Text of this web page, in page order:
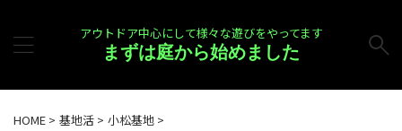
アウトドア中心にして様々な遊びをやってます
まずは庭から始めました
HOME > 基地活 > 小松基地 >